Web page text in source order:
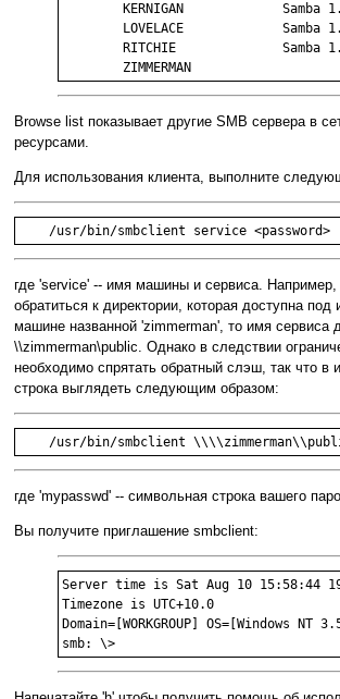
KERNIGAN             Samba
LOVELACE             Samba
RITCHIE              Samba
Browse list показывает другие SMB сервера в
ресурсами.
Для использования клиента, выполните
где 'service' -- имя машины и сервиса.
обратиться к директории, которая доступна
машине названной 'zimmerman', то имя сервиса
\\zimmerman\public. Однако в следствии
необходимо спрятать обратный слэш, так что в
строка выглядеть следующим образом:
где 'mypasswd' -- символьная строка вашего
Вы получите приглашение smbclient:
Server time is Sat Aug 10 15:58:44
Timezone is UTC+10.0
Domain=[WORKGROUP] OS=[Windows